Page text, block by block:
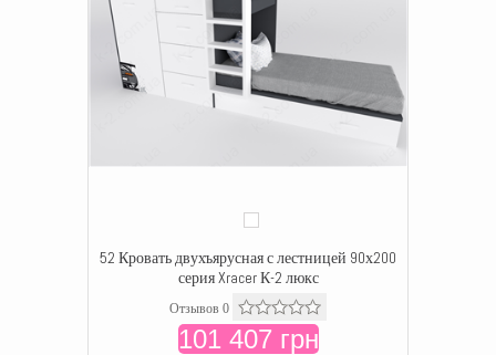
52 Кровать двухъярусная с лестницей 90х200
серия Xracer К-2 люкс
Отзывов 0
101 407 грн